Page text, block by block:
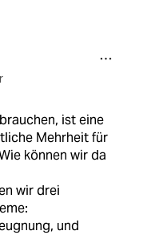
ist eine
Mehrheit für
können wir da
wir drei
und